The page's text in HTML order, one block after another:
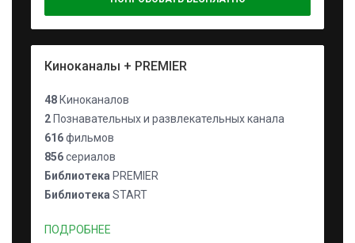
Киноканалы + PREMIER
48 Киноканалов
2 Познавательных и развлекательных канала
616фильмов
856сериалов
Библиотека PREMIER
Библиотека START
ПОДРОБНЕЕ